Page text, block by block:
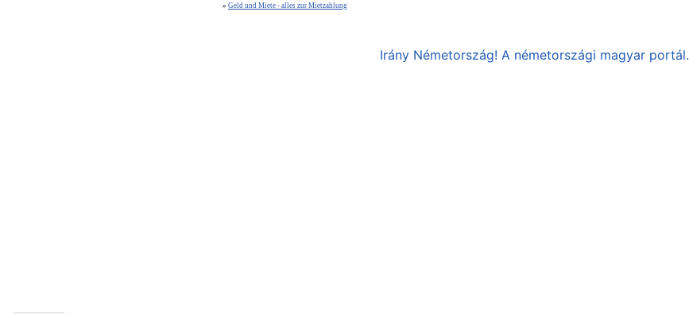
» Geld und Miete - alles zur Mietzahlung
Irány Németország! A németországi magyar portál.